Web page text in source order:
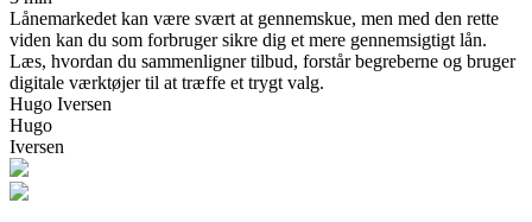
Lånemarkedet kan være svært at gennemskue, men med den rette
viden kan du som forbruger sikre dig et mere gennemsigtigt lån.
Læs, hvordan du sammenligner tilbud, forstår begreberne og bruger
digitale værktøjer til at træffe et trygt valg.
Hugo Iversen
Hugo
Iversen